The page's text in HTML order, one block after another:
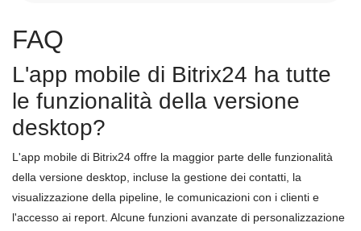
FAQ
L'app mobile di Bitrix24 ha tutte
le funzionalità della versione
desktop?
L'app mobile di Bitrix24 offre la maggior parte delle funzionalità
della versione desktop, incluse la gestione dei contatti, la
visualizzazione della pipeline, le comunicazioni con i clienti e
l'accesso ai report. Alcune funzioni avanzate di personalizzazione